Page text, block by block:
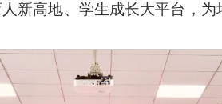
新高地、学生成长大平台，